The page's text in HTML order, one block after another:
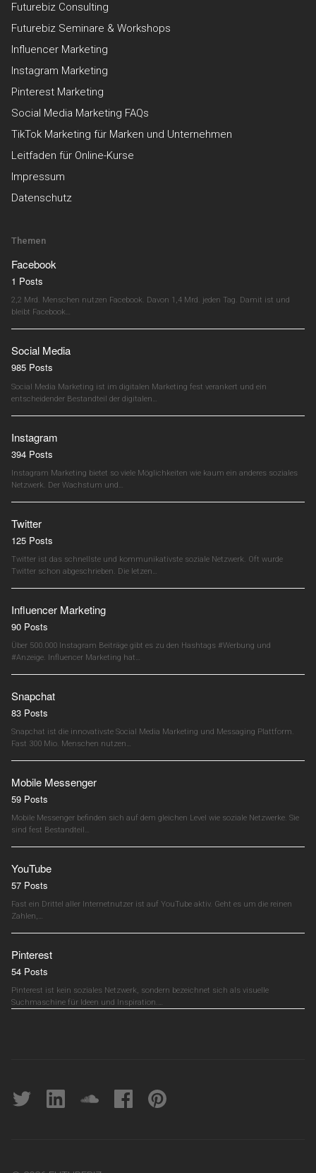
Futurebiz Consulting
Futurebiz Seminare & Workshops
Influencer Marketing
Instagram Marketing
Pinterest Marketing
Social Media Marketing FAQs
TikTok Marketing für Marken und Unternehmen
Leitfaden für Online-Kurse
Impressum
Datenschutz
Themen
Facebook
1 Posts
2,2 Mrd. Menschen nutzen Facebook. Davon 1,4 Mrd. jeden Tag. Damit ist und
bleibt Facebook…
Social Media
985 Posts
Social Media Marketing ist im digitalen Marketing fest verankert und ein
entscheidender Bestandteil der digitalen…
Instagram
394 Posts
Instagram Marketing bietet so viele Möglichkeiten wie kaum ein anderes soziales
Netzwerk. Der Wachstum und…
Twitter
125 Posts
Twitter ist das schnellste und kommunikativste soziale Netzwerk. Oft wurde
Twitter schon abgeschrieben. Die letzen…
Influencer Marketing
90 Posts
Über 500.000 Instagram Beiträge gibt es zu den Hashtags #Werbung und
#Anzeige. Influencer Marketing hat…
Snapchat
83 Posts
Snapchat ist die innovativste Social Media Marketing und Messaging Plattform.
Fast 300 Mio. Menschen nutzen…
Mobile Messenger
59 Posts
Mobile Messenger befinden sich auf dem gleichen Level wie soziale Netzwerke. Sie
sind fest Bestandteil…
YouTube
57 Posts
Fast ein Drittel aller Internetnutzer ist auf YouTube aktiv. Geht es um die reinen
Zahlen,…
Pinterest
54 Posts
Pinterest ist kein soziales Netzwerk, sondern bezeichnet sich als visuelle
Suchmaschine für Ideen und Inspiration.…
Twitter linkedin soundcloudFacebookpinterest